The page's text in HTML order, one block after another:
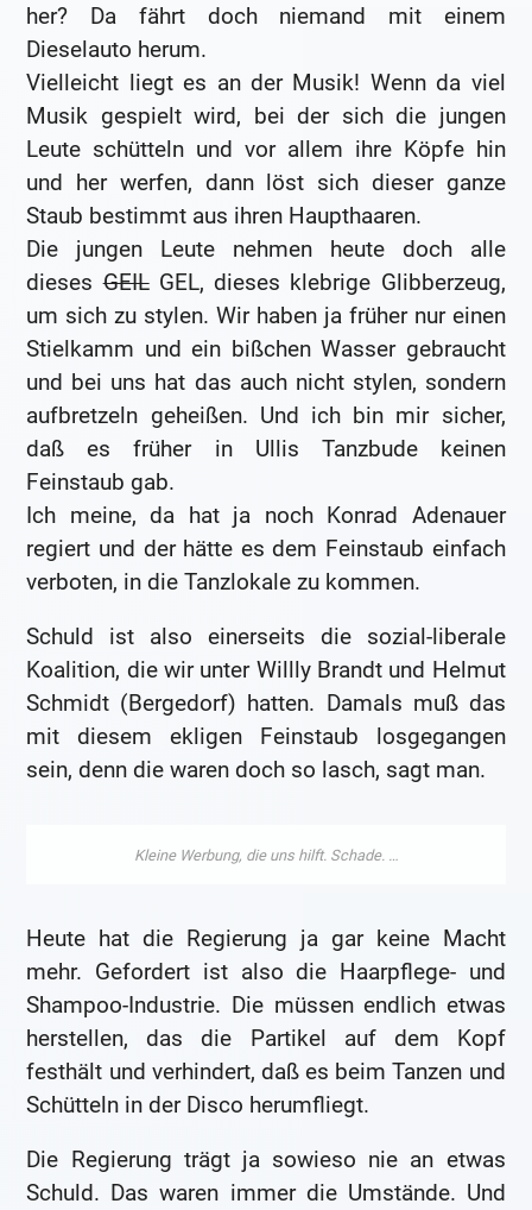
her? Da fährt doch niemand mit einem
Dieselauto herum.
Vielleicht liegt es an der Musik! Wenn da viel
Musik gespielt wird, bei der sich die jungen
Leute schütteln und vor allem ihre Köpfe hin
und her werfen, dann löst sich dieser ganze
Staub bestimmt aus ihren Haupthaaren.
Die jungen Leute nehmen heute doch alle
diesesGEILGEL, dieses klebrige Glibberzeug,
um sich zu stylen. Wir haben ja früher nur einen
Stielkamm und ein bißchen Wasser gebraucht
und bei uns hat das auch nicht stylen, sondern
aufbretzeln geheißen. Und ich bin mir sicher,
daß es früher in Ullis Tanzbude keinen
Feinstaub gab.
Ich meine, da hat ja noch Konrad Adenauer
regiert und der hätte es dem Feinstaub einfach
verboten, in die Tanzlokale zu kommen.
Schuld ist also einerseits die sozial-liberale
Koalition, die wir unter Willly Brandt und Helmut
Schmidt (Bergedorf) hatten. Damals muß das
mit diesem ekligen Feinstaub losgegangen
sein, denn die waren doch so lasch, sagt man.
Heute hat die Regierung ja gar keine Macht
mehr. Gefordert ist also die Haarpflege- und
Shampoo-Industrie. Die müssen endlich etwas
herstellen, das die Partikel auf dem Kopf
festhält und verhindert, daß es beim Tanzen und
Schütteln in der Disco herumfliegt.
Die Regierung trägt ja sowieso nie an etwas
Schuld. Das waren immer die Umstände. Und